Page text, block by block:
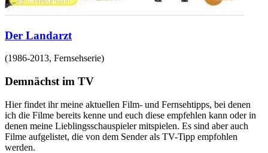
Der Landarzt
(1986-2013, Fernsehserie)
Demnächst im TV
Hier findet ihr meine aktuellen Film- und Fernsehtipps, bei denen
ich die Filme bereits kenne und euch diese empfehlen kann oder in
denen meine Lieblingsschauspieler mitspielen. Es sind aber auch
Filme aufgelistet, die von dem Sender als TV-Tipp empfohlen
werden.